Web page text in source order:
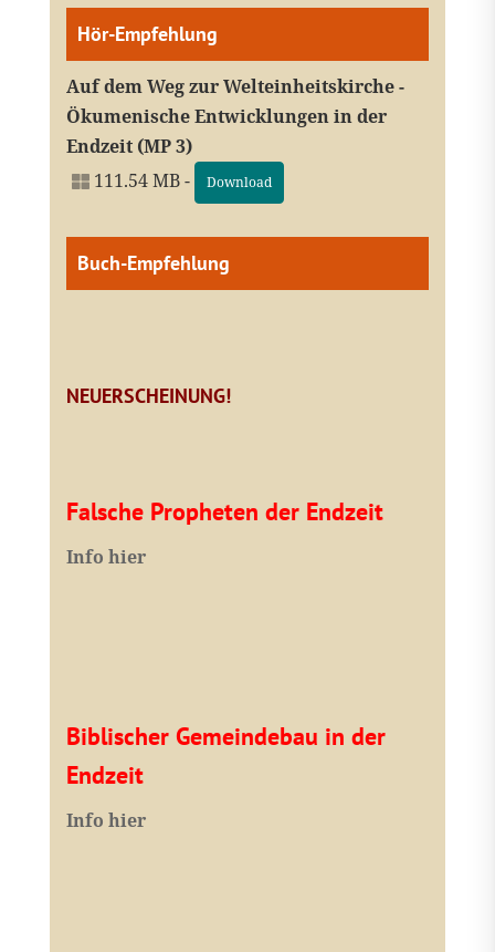
Hör-Empfehlung
Auf dem Weg zur Welteinheitskirche -
Ökumenische Entwicklungen in der
Endzeit (MP 3)
111.54 MB -
Download
Buch-Empfehlung
NEUERSCHEINUNG!
Falsche Propheten der Endzeit
Info hier
Biblischer Gemeindebau in der
Endzeit
Info hier